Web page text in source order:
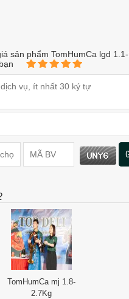
sản phẩm TomHumCa lgd
TomHumCa mj 1.8-
2.7Kg